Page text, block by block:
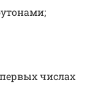
числах